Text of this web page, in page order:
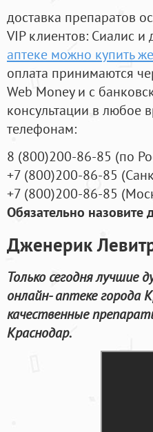
доставка препаратов
VIP клиентов: Сиалис
аптеке можно купить
оплата принимаются
Web Money и с
консультации в любое
телефонам:
8 (800)200-86-85 (по
+7 (800)200-86-85 (
+7 (800)200-86-85 (
Обязательно
Дженерик
Только сегодня лучшие
онлайн- аптеке города
качественные
Краснодар.